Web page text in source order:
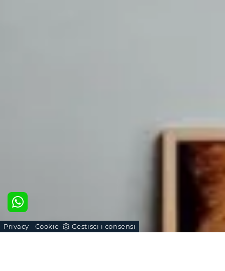
Privacy - Cookie Gestisci i consensi